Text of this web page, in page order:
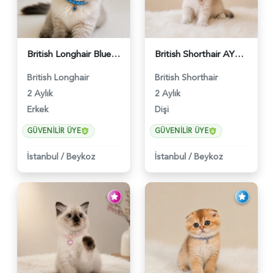
British Longhair Blue Point Erkek Pofuduk Yavrumuz - 6348
British Longhair
2 Aylık
Erkek
GÜVENILIR ÜYE
İstanbul / Beykoz
British Shorthair AY12 Güzel Kızımız - 6349
British Shorthair
2 Aylık
Dişi
GÜVENILIR ÜYE
İstanbul / Beykoz